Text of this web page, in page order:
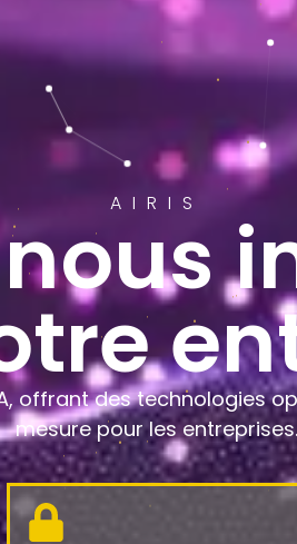
AIRIS
offrant des technologies
mesure pour les entreprises.